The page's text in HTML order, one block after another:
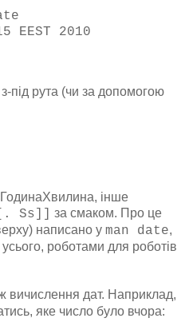
EEST 2010
під рута (чи за допомогою
інше
[. Ss]]
за смаком. Про це
написано у man date,
роботами для роботів
вичислення дат. Наприклад,
яке число було вчора: